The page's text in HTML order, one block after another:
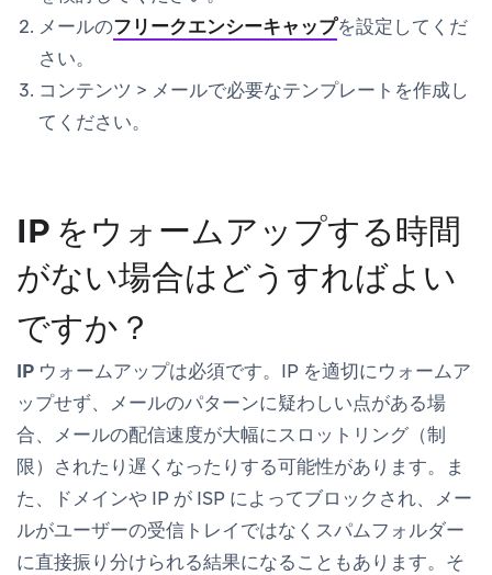
メールのフリークエンシーキャップを設定してくだ
さい。
コンテンツ > メールで必要なテンプレートを作成し
てください。
IP をウォームアップする時間
がない場合はどうすればよい
ですか？
IP ウォームアップは必須です。 IP を適切にウォームア
ップせず、メールのパターンに疑わしい点がある場
合、メールの配信速度が大幅にスロットリング（制
限）されたり遅くなったりする可能性があります。ま
た、ドメインや IP が ISP によってブロックされ、メー
ルがユーザーの受信トレイではなくスパムフォルダー
に直接振り分けられる結果になることもあります。そ